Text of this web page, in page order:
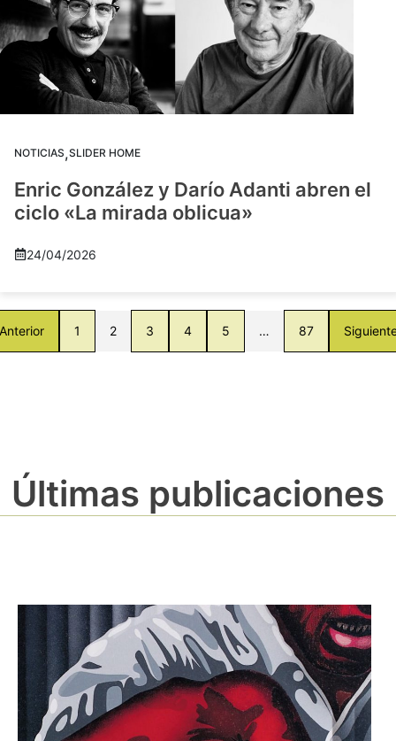
NOTICIAS,SLIDER HOME
Enric González y Darío Adanti abren el
ciclo «La mirada oblicua»
24/04/2026
1 2 3 4 5 … 87
Últimas publicaciones